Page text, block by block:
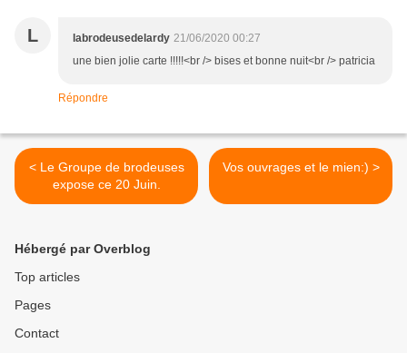
L labrodeusedelardy 21/06/2020 00:27
une bien jolie carte !!!!!<br /> bises et bonne nuit<br /> patricia
Répondre
< Le Groupe de brodeuses
expose ce 20 Juin.
Vos ouvrages et le mien:) >
Hébergé par Overblog
Top articles
Pages
Contact